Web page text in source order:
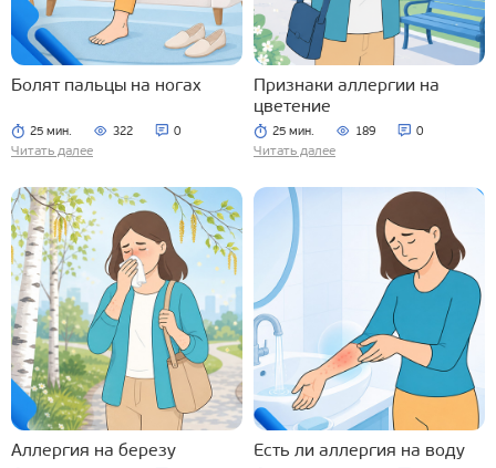
Болят пальцы на ногах
25 мин. 322 0
Читать далее
Признаки аллергии на
цветение
25 мин. 189 0
Читать далее
Аллергия на березу Есть ли аллергия на воду